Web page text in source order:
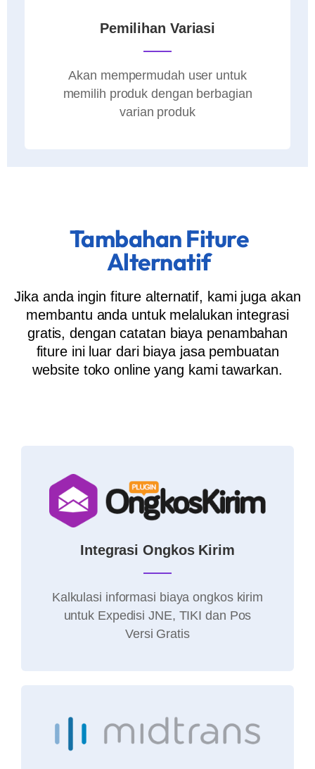
Pemilihan Variasi
Akan mempermudah user untuk
memilih produk dengan berbagian
varian produk
Tambahan Fiture
Alternatif
Jika anda ingin fiture alternatif, kami juga akan
membantu anda untuk melalukan integrasi
gratis, dengan catatan biaya penambahan
fiture ini luar dari biaya jasa pembuatan
website toko online yang kami tawarkan.
Integrasi Ongkos Kirim
Kalkulasi informasi biaya ongkos kirim
untuk Expedisi JNE, TIKI dan Pos
Versi Gratis